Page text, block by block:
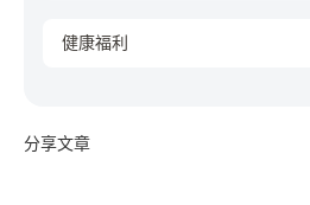
健康福利
分享文章